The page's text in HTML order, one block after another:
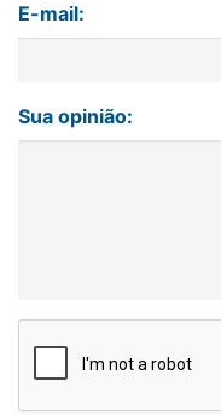
E-mail:
Sua opinião: